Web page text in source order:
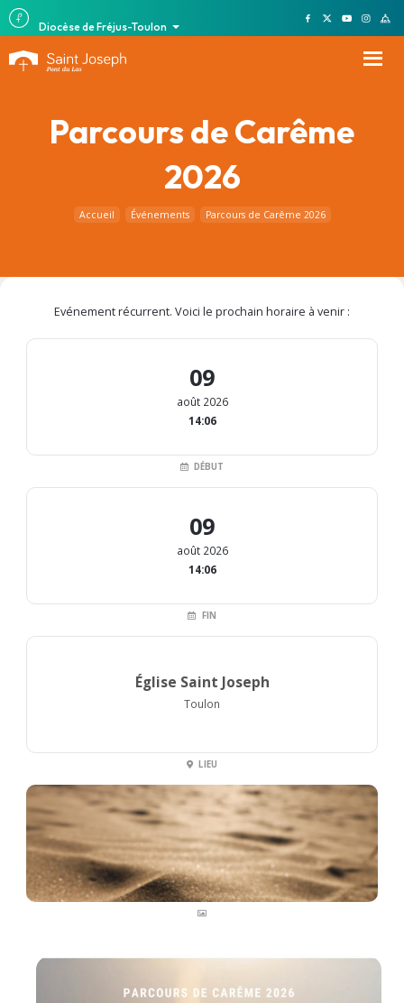
Diocèse de Fréjus-Toulon
Parcours de Carême
2026
Accueil Événements Parcours de Carême 2026
Evénement récurrent. Voici le prochain horaire à venir :
09
août 2026
14:06
DÉBUT
09
août 2026
14:06
FIN
Église Saint Joseph
Toulon
LIEU